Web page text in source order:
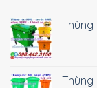
Thùng
Thùng